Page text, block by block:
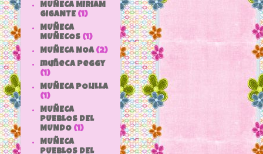
MUÑECA MIRIAM
GIGANTE (1)
MUÑECA
MUÑECOS (1)
MUÑECA NOA (2)
muñeca peggy
(1)
MUÑECA POLILLA
(1)
MUÑECA
PUEBLOS DEL
MUNDO (1)
MUÑECA
PUEBLOS DEL